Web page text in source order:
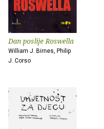
Dan poslije Roswella
William J. Birnes, Philip
J. Corso